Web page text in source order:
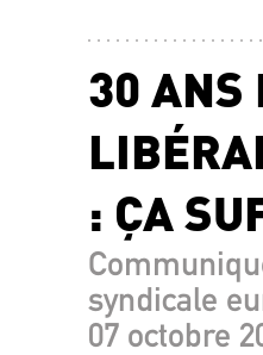
30 ANS
: ÇA
syndicale
07 octobre